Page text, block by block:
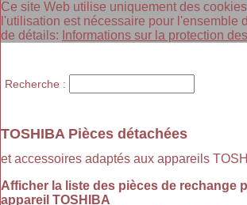
Ce site Web utilise uniquement des
l'utilisation est nécessaire pour l'ensemble
de détails: Informations sur la protection
TOSHIBA Pièces détachées
et accessoires adaptés aux appareils
Afficher la liste des pièces de rechange
appareil TOSHIBA
Recherche :